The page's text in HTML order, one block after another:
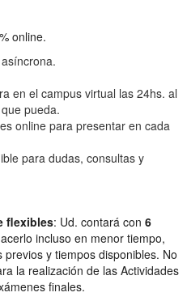
online.
en el campus virtual las 24hs. al
pueda.
online para presentar en cada
para dudas, consultas y
flexibles: Ud. contará con 6
incluso en menor tiempo,
y tiempos disponibles. No
la realización de las Actividades
finales.